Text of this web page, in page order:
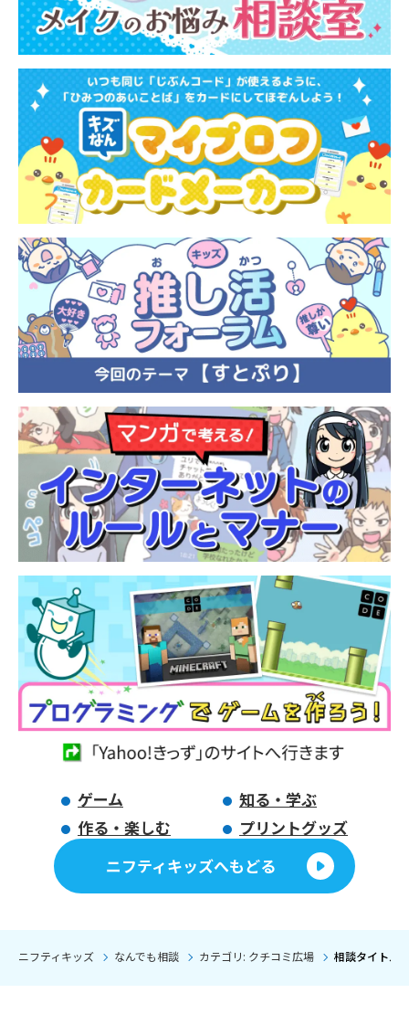
ゲーム
知る・学ぶ
作る・楽しむ
プリントグッズ
ニフティキッズへもどる
ニフティキッズ なんでも相談 カテゴリ: クチコミ広場 相談タイトル: